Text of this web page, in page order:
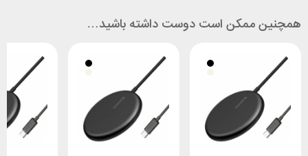
همچنین ممکن است دوست داشته باشید…